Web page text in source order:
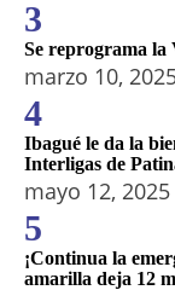
3
Se reprograma la
marzo 10,
4
Ibagué le da la
Interligas de
mayo 12, 2025
5
¡Continua la
amarilla deja 12